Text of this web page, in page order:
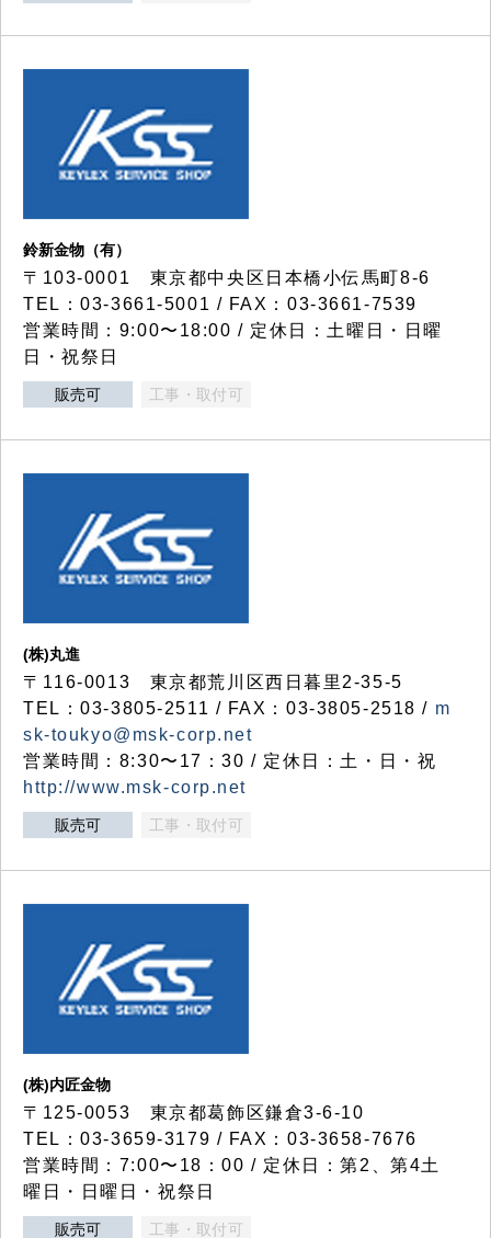
鈴新金物（有）
〒103-0001 東京都中央区日本橋小伝馬町8-6
TEL：03-3661-5001 / FAX：03-3661-7539
営業時間：9:00〜18:00 / 定休日：土曜日・日曜
日・祝祭日
販売可 工事・取付可
(株)丸進
〒116-0013 東京都荒川区西日暮里2-35-5
TEL：03-3805-2511 / FAX：03-3805-2518 / m
sk-toukyo@msk-corp.net
営業時間：8:30〜17：30 / 定休日：土・日・祝
http://www.msk-corp.net
販売可 工事・取付可
(株)内匠金物
〒125-0053 東京都葛飾区鎌倉3-6-10
TEL：03-3659-3179 / FAX：03-3658-7676
営業時間：7:00〜18：00 / 定休日：第2、第4土
曜日・日曜日・祝祭日
販売可 工事・取付可